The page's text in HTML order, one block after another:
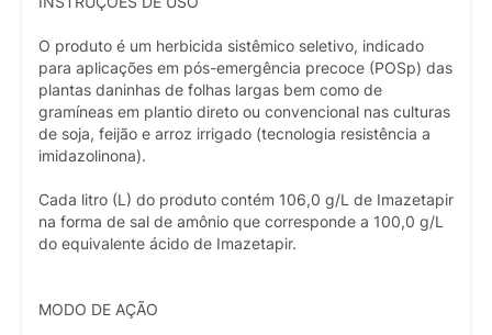
O produto é um herbicida sistêmico seletivo, indicado
para aplicações em pós-emergência precoce (POSp) das
plantas daninhas de folhas largas bem como de
gramíneas em plantio direto ou convencional nas culturas
de soja, feijão e arroz irrigado (tecnologia resistência a
imidazolinona).
Cada litro (L) do produto contém 106,0 g/L de Imazetapir
na forma de sal de amônio que corresponde a 100,0 g/L
do equivalente ácido de Imazetapir.
MODO DE AÇÃO